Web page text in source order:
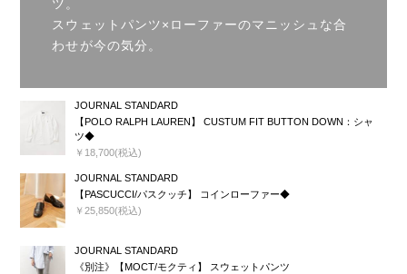
ツ。
スウェットパンツ×ローファーのマニッシュな合
わせが今の気分。
JOURNAL STANDARD
【POLO RALPH LAUREN】 CUSTUM FIT BUTTON DOWN：シャ
ツ◆
￥18,700(税込)
JOURNAL STANDARD
【PASCUCCI/パスクッチ】 コインローファー◆
￥25,850(税込)
JOURNAL STANDARD
《別注》【MOCT/モクティ】 スウェットパンツ